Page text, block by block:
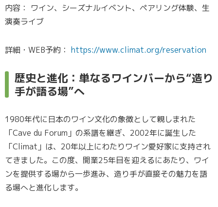
内容： ワイン、シーズナルイベント、ペアリング体験、生
演奏ライブ
詳細・WEB予約： https://www.climat.org/reservation
歴史と進化：単なるワインバーから“造り
手が語る場”へ
1980年代に日本のワイン文化の象徴として親しまれた
「Cave du Forum」の系譜を継ぎ、2002年に誕生した
「Climat」は、20年以上にわたりワイン愛好家に支持され
てきました。この度、開業25年目を迎えるにあたり、ワイ
ンを提供する場から一歩進み、造り手が直接その魅力を語
る場へと進化します。